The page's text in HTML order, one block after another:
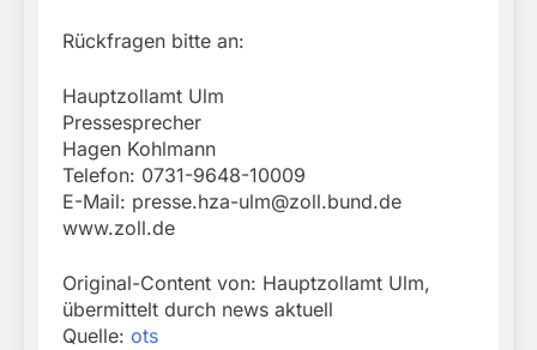
Rückfragen bitte an:
Hauptzollamt Ulm
Pressesprecher
Hagen Kohlmann
Telefon: 0731-9648-10009
E-Mail: presse.hza-ulm@zoll.bund.de
www.zoll.de
Original-Content von: Hauptzollamt Ulm,
übermittelt durch news aktuell
Quelle: ots